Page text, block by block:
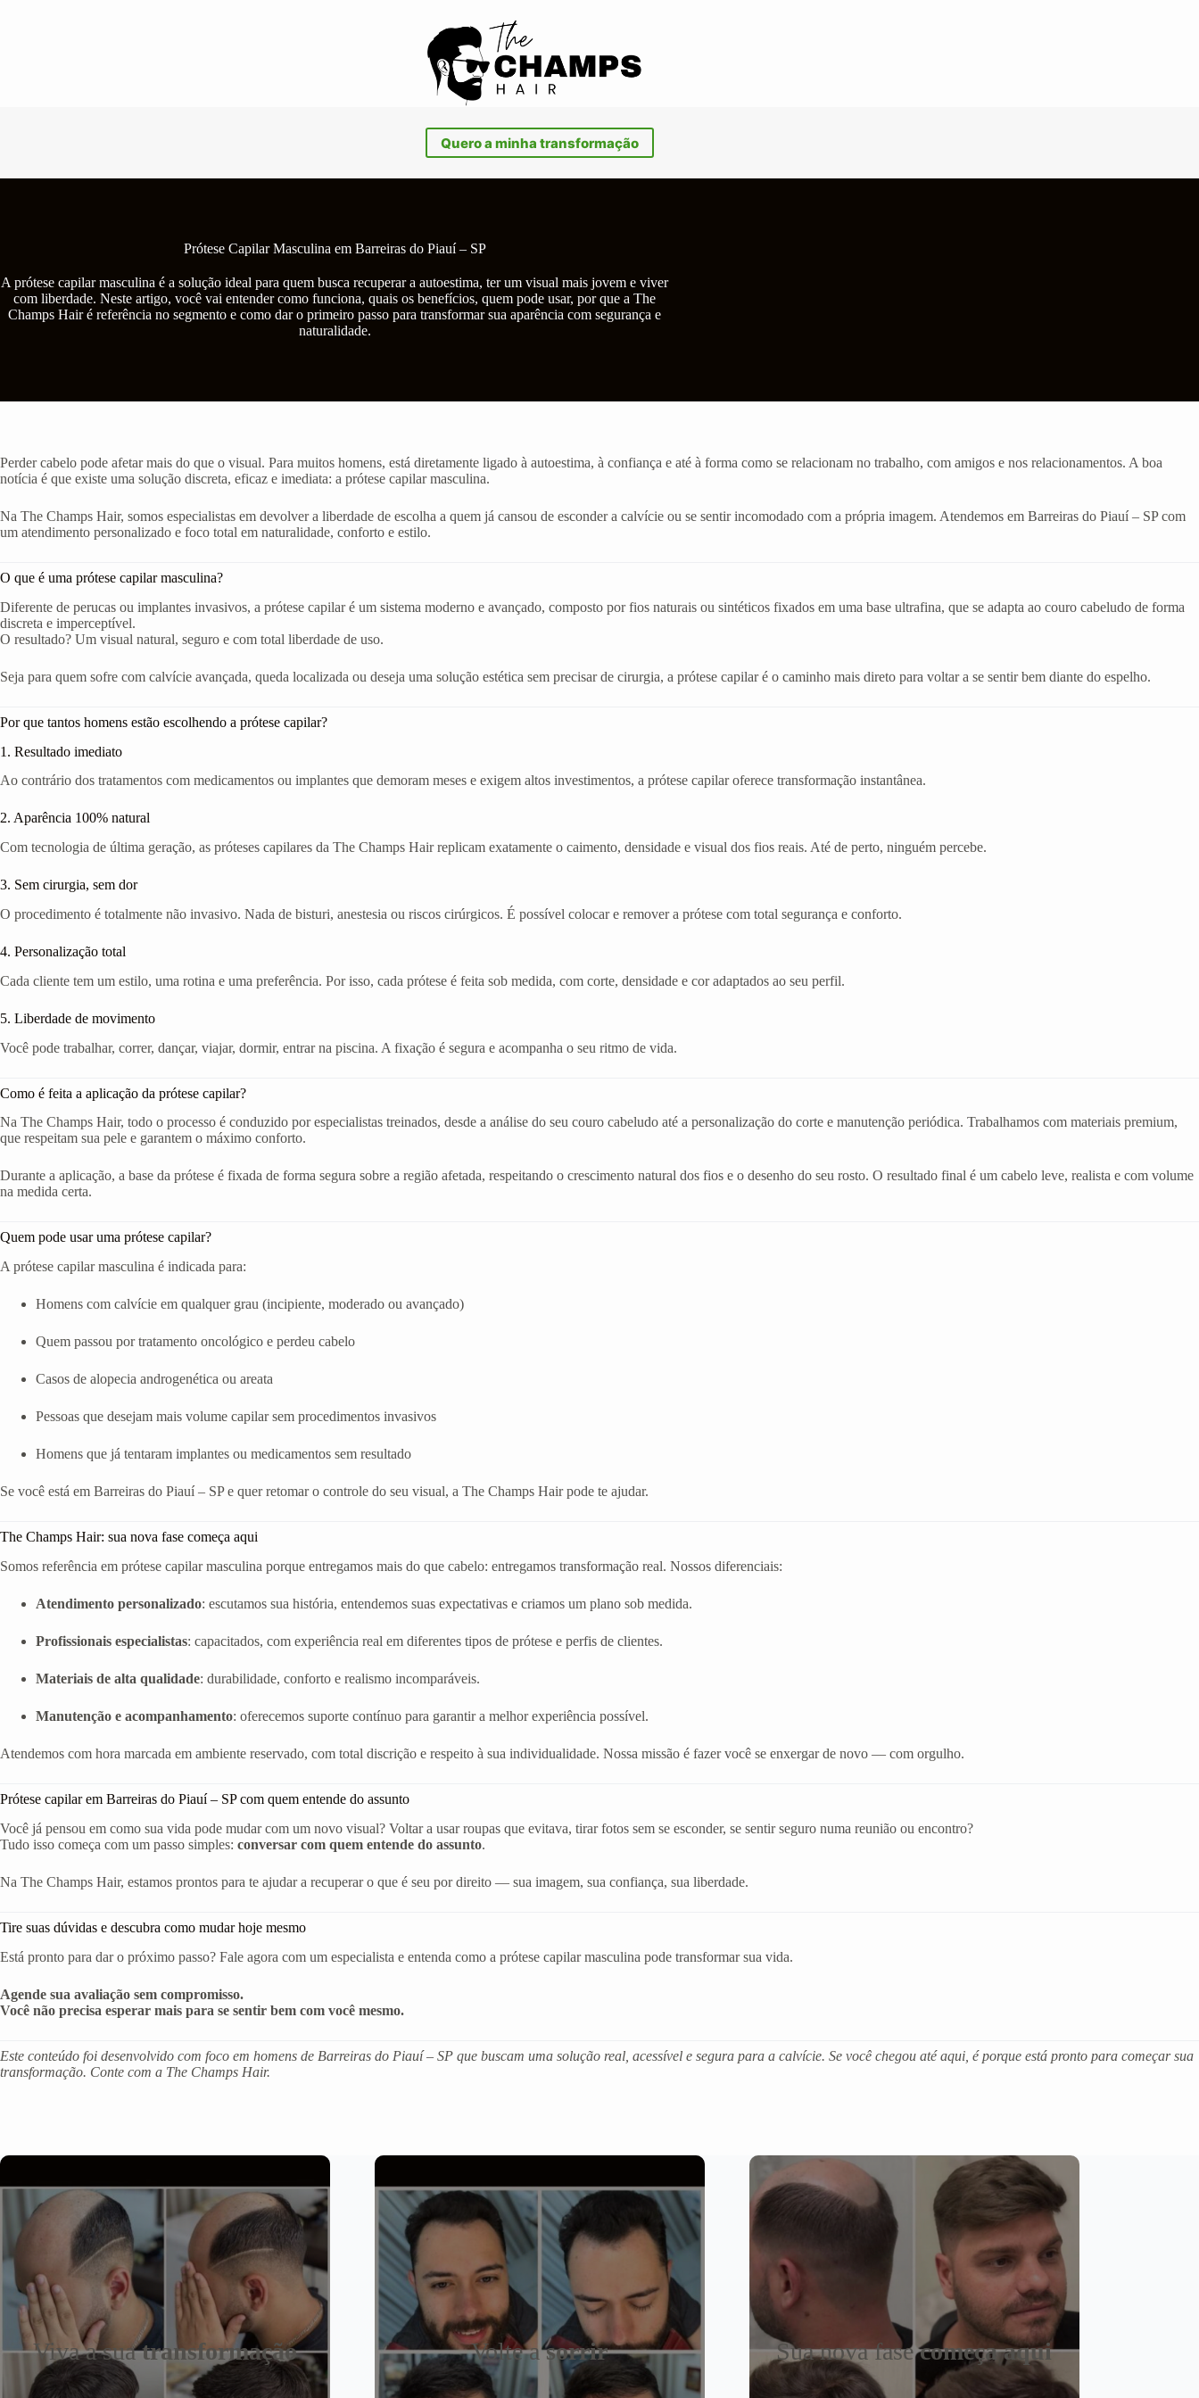
Quero a minha transformação
Prótese Capilar Masculina em Barreiras do Piauí – SP
A prótese capilar masculina é a solução ideal para quem busca recuperar a autoestima, ter um visual mais jovem e viver
com liberdade. Neste artigo, você vai entender como funciona, quais os benefícios, quem pode usar, por que a The
Champs Hair é referência no segmento e como dar o primeiro passo para transformar sua aparência com segurança e
naturalidade.
Perder cabelo pode afetar mais do que o visual. Para muitos homens, está diretamente ligado à autoestima, à confiança e até à forma como se relacionam no trabalho, com amigos e nos relacionamentos. A boa
notícia é que existe uma solução discreta, eficaz e imediata: a prótese capilar masculina.
Na The Champs Hair, somos especialistas em devolver a liberdade de escolha a quem já cansou de esconder a calvície ou se sentir incomodado com a própria imagem. Atendemos em Barreiras do Piauí – SP com
um atendimento personalizado e foco total em naturalidade, conforto e estilo.
O que é uma prótese capilar masculina?
Diferente de perucas ou implantes invasivos, a prótese capilar é um sistema moderno e avançado, composto por fios naturais ou sintéticos fixados em uma base ultrafina, que se adapta ao couro cabeludo de forma
discreta e imperceptível.
O resultado? Um visual natural, seguro e com total liberdade de uso.
Seja para quem sofre com calvície avançada, queda localizada ou deseja uma solução estética sem precisar de cirurgia, a prótese capilar é o caminho mais direto para voltar a se sentir bem diante do espelho.
Por que tantos homens estão escolhendo a prótese capilar?
1. Resultado imediato
Ao contrário dos tratamentos com medicamentos ou implantes que demoram meses e exigem altos investimentos, a prótese capilar oferece transformação instantânea.
2. Aparência 100% natural
Com tecnologia de última geração, as próteses capilares da The Champs Hair replicam exatamente o caimento, densidade e visual dos fios reais. Até de perto, ninguém percebe.
3. Sem cirurgia, sem dor
O procedimento é totalmente não invasivo. Nada de bisturi, anestesia ou riscos cirúrgicos. É possível colocar e remover a prótese com total segurança e conforto.
4. Personalização total
Cada cliente tem um estilo, uma rotina e uma preferência. Por isso, cada prótese é feita sob medida, com corte, densidade e cor adaptados ao seu perfil.
5. Liberdade de movimento
Você pode trabalhar, correr, dançar, viajar, dormir, entrar na piscina. A fixação é segura e acompanha o seu ritmo de vida.
Como é feita a aplicação da prótese capilar?
Na The Champs Hair, todo o processo é conduzido por especialistas treinados, desde a análise do seu couro cabeludo até a personalização do corte e manutenção periódica. Trabalhamos com materiais premium,
que respeitam sua pele e garantem o máximo conforto.
Durante a aplicação, a base da prótese é fixada de forma segura sobre a região afetada, respeitando o crescimento natural dos fios e o desenho do seu rosto. O resultado final é um cabelo leve, realista e com volume
na medida certa.
Quem pode usar uma prótese capilar?
A prótese capilar masculina é indicada para:
Homens com calvície em qualquer grau (incipiente, moderado ou avançado)
Quem passou por tratamento oncológico e perdeu cabelo
Casos de alopecia androgenética ou areata
Pessoas que desejam mais volume capilar sem procedimentos invasivos
Homens que já tentaram implantes ou medicamentos sem resultado
Se você está em Barreiras do Piauí – SP e quer retomar o controle do seu visual, a The Champs Hair pode te ajudar.
The Champs Hair: sua nova fase começa aqui
Somos referência em prótese capilar masculina porque entregamos mais do que cabelo: entregamos transformação real. Nossos diferenciais:
Atendimento personalizado: escutamos sua história, entendemos suas expectativas e criamos um plano sob medida.
Profissionais especialistas: capacitados, com experiência real em diferentes tipos de prótese e perfis de clientes.
Materiais de alta qualidade: durabilidade, conforto e realismo incomparáveis.
Manutenção e acompanhamento: oferecemos suporte contínuo para garantir a melhor experiência possível.
Atendemos com hora marcada em ambiente reservado, com total discrição e respeito à sua individualidade. Nossa missão é fazer você se enxergar de novo — com orgulho.
Prótese capilar em Barreiras do Piauí – SP com quem entende do assunto
Você já pensou em como sua vida pode mudar com um novo visual? Voltar a usar roupas que evitava, tirar fotos sem se esconder, se sentir seguro numa reunião ou encontro?
Tudo isso começa com um passo simples: conversar com quem entende do assunto.
Na The Champs Hair, estamos prontos para te ajudar a recuperar o que é seu por direito — sua imagem, sua confiança, sua liberdade.
Tire suas dúvidas e descubra como mudar hoje mesmo
Está pronto para dar o próximo passo? Fale agora com um especialista e entenda como a prótese capilar masculina pode transformar sua vida.
Agende sua avaliação sem compromisso.
Você não precisa esperar mais para se sentir bem com você mesmo.
Este conteúdo foi desenvolvido com foco em homens de Barreiras do Piauí – SP que buscam uma solução real, acessível e segura para a calvície. Se você chegou até aqui, é porque está pronto para começar sua
transformação. Conte com a The Champs Hair.
Viva a suatransformação Volte asorrir Sua nova fasecomeça aqui